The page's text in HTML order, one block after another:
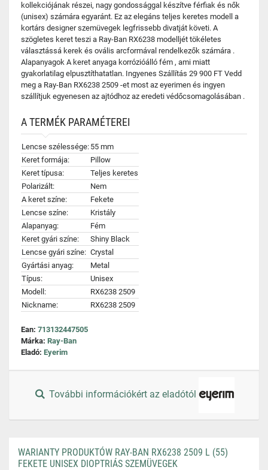
kollekciójának részei, nagy gondossággal készítve férfiak és nők
(unisex) számára egyaránt. Ez az elegáns teljes keretes modell a
kortárs designer szemüvegek legfrissebb divatját követi. A
szögletes keret teszi a Ray-Ban RX6238 modelljét tökéletes
választássá kerek és ovális arcformával rendelkezők számára .
Alapanyagok A keret anyaga korrózióálló fém , ami miatt
gyakorlatilag elpusztíthatatlan. Ingyenes Szállítás 29 900 FT Vedd
meg a Ray-Ban RX6238 2509 -et most az eyerimen és ingyen
szállítjuk egyenesen az ajtódhoz az eredeti védőcsomagolásában .
A TERMÉK PARAMÉTEREI
Lencse szélessége: 55 mm
Keret formája:
Pillow
Keret típusa:
Teljes keretes
Polarizált:
Nem
A keret színe:
Fekete
Lencse színe:
Kristály
Alapanyag:
Fém
Keret gyári színe:
Shiny Black
Lencse gyári színe: Crystal
Gyártási anyag:
Metal
Típus:
Unisex
Modell:
RX6238 2509
Nickname:
RX6238 2509
Ean: 713132447505
Márka: Ray-Ban
Eladó: Eyerim
További információkért az eladótól
WARIANTY PRODUKTÓW RAY-BAN RX6238 2509 L (55)
FEKETE UNISEX DIOPTRIÁS SZEMÜVEGEK